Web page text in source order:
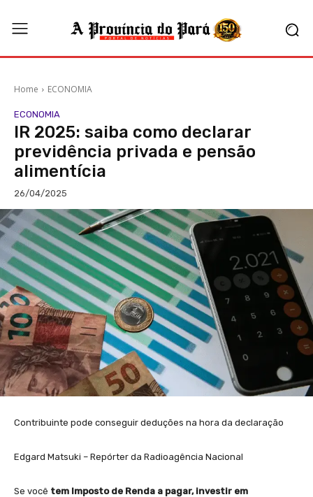
Home ECONOMIA
ECONOMIA
IR 2025: saiba como declarar
previdência privada e pensão
alimentícia
26/04/2025
Contribuinte pode conseguir deduções na hora da declaração
Edgard Matsuki – Repórter da Radioagência Nacional
Se você tem Imposto de Renda a pagar, investir em